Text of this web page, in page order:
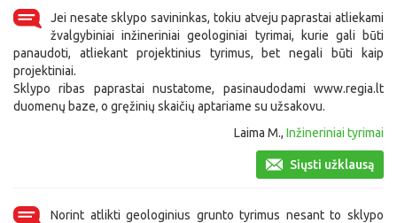
Jei nesate sklypo savininkas, tokiu atveju paprastai atliekami
žvalgybiniai inžineriniai geologiniai tyrimai, kurie gali būti
panaudoti, atliekant projektinius tyrimus, bet negali būti kaip
projektiniai.
Sklypo ribas paprastai nustatome, pasinaudodami www.regia.lt
duomenų baze, o gręžinių skaičių aptariame su užsakovu.
Laima M., Inžineriniai tyrimai
Siųsti užklausą
Norint atlikti geologinius grunto tyrimus nesant to sklypo